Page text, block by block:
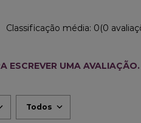
Classificação média: 0(0
ESCREVER UMA AVALIAÇÃO.
Todos